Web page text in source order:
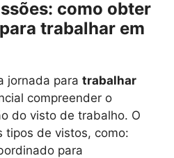
como obter
trabalhar em
jornada para trabalhar
compreender o
do visto de trabalho. O
tipos de vistos, como:
para